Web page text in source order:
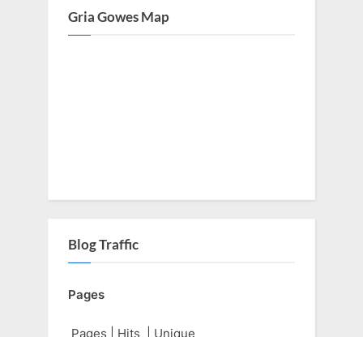
Gria Gowes Map
Blog Traffic
Pages
Pages Hits
Unique